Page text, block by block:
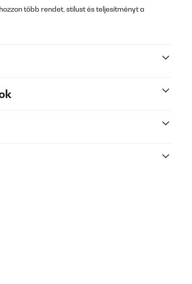
több rendet, stílust és teljesítményt a